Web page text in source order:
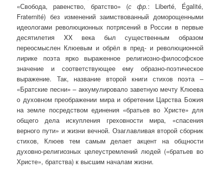
«Свобода, равенство, братство» (с фр.: Liberté, Égalité,
Fraternité) без изменений заимствованный доморощенными
идеологами революционных потрясений в России в первые
десятилетия XX века был существенным образом
переосмыслен Клюевым и обрёл в пред- и революционной
лирике поэта ярко выраженное религиозно-философское
значение и соответствующее ему образно-поэтическое
выражение. Так, название второй книги стихов поэта –
«Братские песни» – аккумулировало заветную мечту Клюева
о духовном преображении мира и обретении Царства Божия
на земле посредством единения «братьев во Христе» для
общего дела искупления греховности мира, «спасения
верного пути» и жизни вечной. Озаглавливая второй сборник
стихов, Клюев тем самым делает акцент на общности
духовно-религиозных целеустремлений людей («братьев во
Христе», братства) к высшим началам жизни.